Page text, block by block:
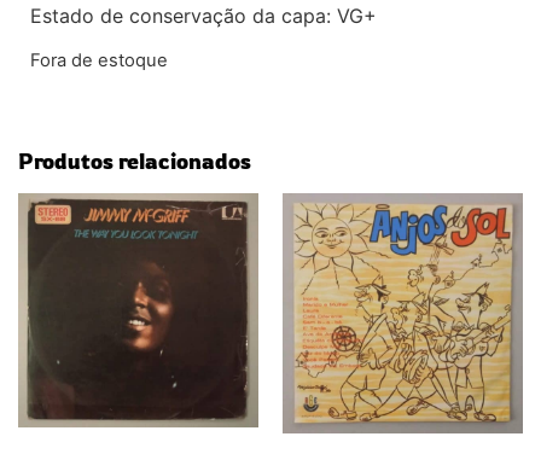
Estado de conservação da capa: VG+
Fora de estoque
Produtos relacionados